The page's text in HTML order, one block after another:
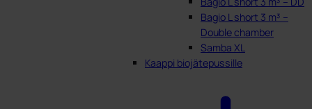
Bagio L short 3 m³ –
Double chamber
Samba XL
Kaappi biojätepussille